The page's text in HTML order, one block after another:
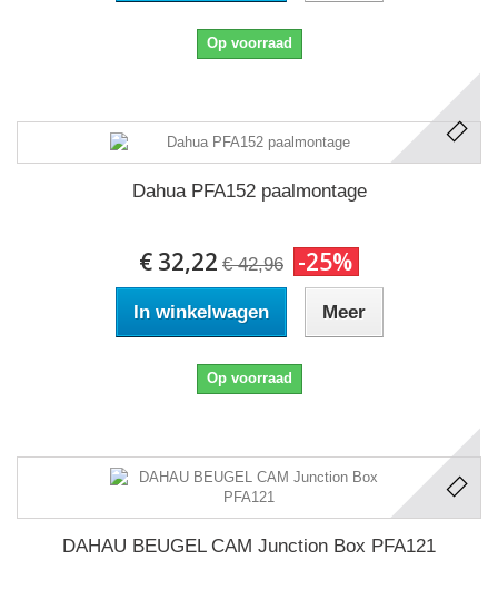
Op voorraad
Dahua PFA152 paalmontage
€ 32,22 € 42,96 -25%
In winkelwagen Meer
Op voorraad
DAHAU BEUGEL CAM Junction Box PFA121